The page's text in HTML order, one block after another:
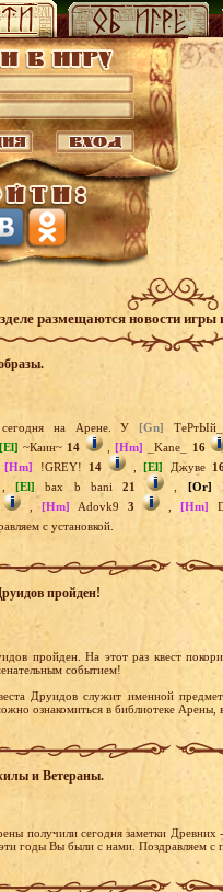
размещаются новости
сегодня на Арене. У [Gn]
[El] ~Каин~ 14 ,[Hm] _Kane_ 16
[Hm] !GREY! 14 ,[El] Джуве
[El] bax b bani21 , [Or]
,[Hm] Adovk9 3 ,[Hm]
с установкой.
пройден!
пройден. На этот раз квест
событием!
Друидов служит именной
ознакомиться в библиотеке Арены,
и Ветераны.
получили сегодня заметки
годы Вы были с нами. Поздравляем с